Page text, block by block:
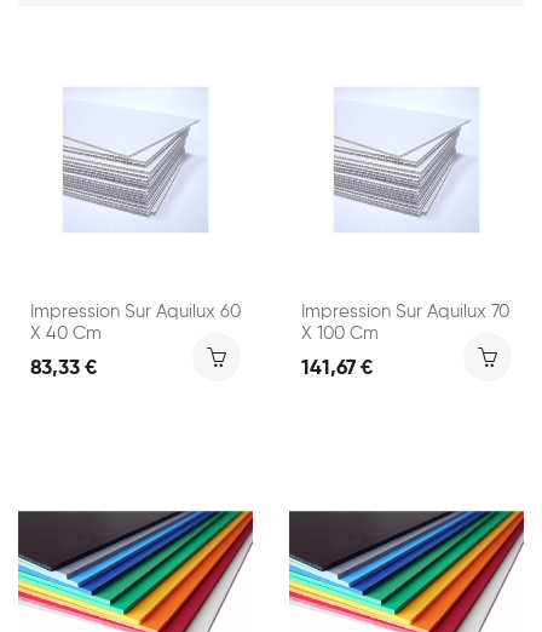
Impression Sur Aquilux 60
X 40 Cm
83,33 €
Impression Sur Aquilux 70
X 100 Cm
141,67 €